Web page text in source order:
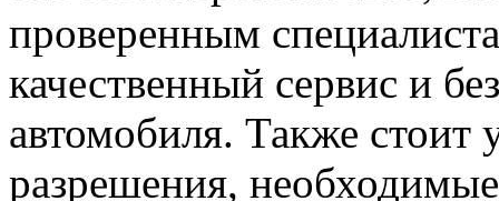
проверенным
качественный сервис и
автомобиля. Также стоит
разрешения,